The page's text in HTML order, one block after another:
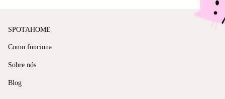
SPOTAHOME
Como funciona
Sobre nós
Blog